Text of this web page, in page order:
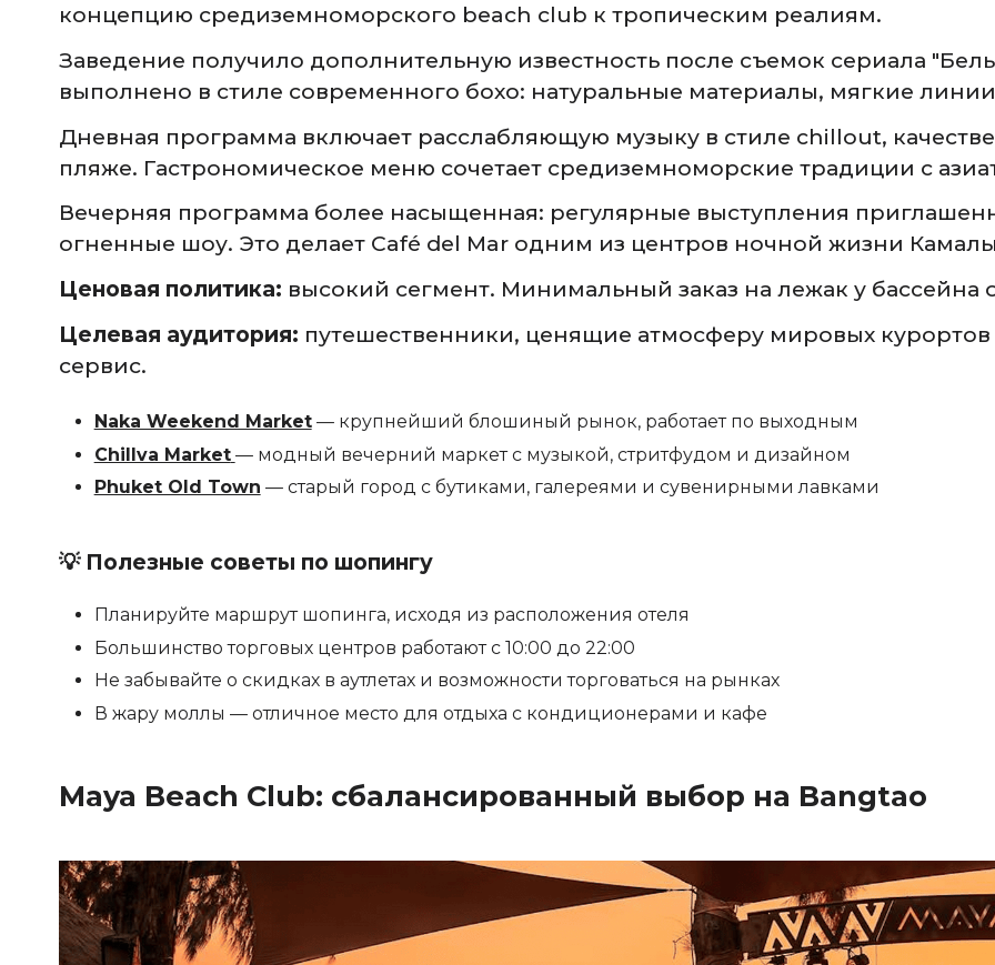
концепцию средиземноморского beach club к тропическим реалиям.
Заведение получило дополнительную известность после съемок сериала
выполнено в стиле современного бохо: натуральные материалы, мягкие
Дневная программа включает расслабляющую музыку в стиле chillout,
пляже. Гастрономическое меню сочетает средиземноморские традиции с
Вечерняя программа более насыщенная: регулярные выступления
огненные шоу. Это делает Café del Mar одним из центров ночной жизни
Ценовая политика: высокий сегмент. Минимальный заказ на лежак у бассейна
Целевая аудитория: путешественники, ценящие атмосферу мировых
сервис.
Naka Weekend Market— крупнейший блошиный рынок, работает по выходным
Chillva Market — модный вечерний маркет с музыкой, стритфудом и дизайном
Phuket Old Town — старый город с бутиками, галереями и сувенирными лавками
💡 Полезные советы по шопингу
Планируйте маршрут шопинга, исходя из расположения отеля
Большинство торговых центров работают с 10:00 до 22:00
Не забывайте о скидках в аутлетах и возможности торговаться на рынках
В жару моллы — отличное место для отдыха с кондиционерами и кафе
Maya Beach Club: сбалансированный выбор на Bangtao